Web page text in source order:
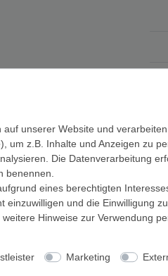
Widerstandsfähigkeit.
unserer Website und
um z.B. Inhalte und Anzeigen zu
Die Datenverarbeitung
benennen.
eines berechtigten
einzuwilligen und die Einwilligung
weitere Hinweise zur Verwendung
Marketing